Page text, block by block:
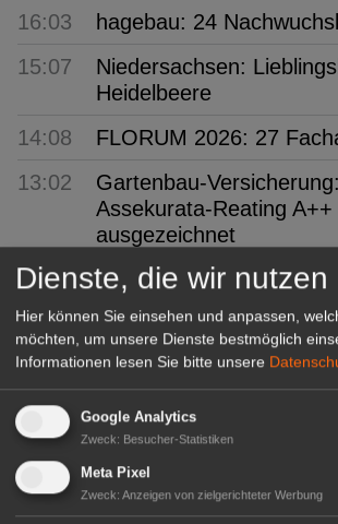
16:03
hagebau: 24
15:07
Niedersachsen:
Heidelbeere
14:08
FLORUM 2026: 27
13:02
Gartenbau-
Assekurata-Reating A++
ausgezeichnet
12:05
SYLVA: Baumschule
11:04
BuGG: Gebäudegrün als
bedeutendes
10:06
VSSE: 3. Steinobst-
09:57
PROGNOSFRUIT 2026:
Prognose für Äpfel und
09:04
bdla: Städte kühler
Dienste, die wir nutzen
Hier können Sie einsehen und anpassen,
möchten, um unsere Dienste bestmöglich
Informationen lesen Sie bitte unsere
Google Analytics
Zweck: Besucher-Statistiken
Meta Pixel
Zweck: Anzeigen von zielgerichteter Werbung